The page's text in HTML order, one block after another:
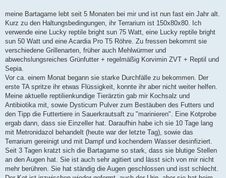
a
meine Bartagame lebt seit 5 Monaten bei mir und ist nun fast ein Jahr alt.
Kurz zu den Haltungsbedingungen, ihr Terrarium ist 150x80x80. Ich
verwende eine Lucky reptile bright sun 75 Watt, eine Lucky reptile bright
sun 50 Watt und eine Acardia Pro T5 Röhre. Zu fressen bekommt sie
verschiedene Grillenarten, früher auch Mehlwürmer und
abwechslungsreiches Grünfutter + regelmäßig Korvimin ZVT + Reptil und
Sepia.
Vor ca. einem Monat begann sie starke Durchfälle zu bekommen. Der
erste TA spritze ihr etwas Flüssigkeit, konnte ihr aber nicht weiter helfen.
Meine aktuelle reptilienkundige Tierärztin gab mir Kochsalz und
Antibiotika mit, sowie Dysticum Pulver zum Bestäuben des Futters und
den Tipp die Futtertiere in Sauerkrautsaft zu "marinieren". Eine Kotprobe
ergab dann, dass sie Einzeller hat. Daraufhin habe ich sie 10 Tage lang
mit Metronidazol behandelt (heute war der letzte Tag), sowie das
Terrarium gereinigt und mit Dampf und kochendem Wasser desinfiziert.
Seit 3 Tagen kratzt sich die Bartagame so stark, dass sie blutige Stellen
an den Augen hat. Sie ist auch sehr agitiert und lässt sich von mir nicht
mehr berühren. Sie hat ständig die Augen geschlossen und isst schlecht.